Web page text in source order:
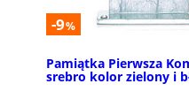
-9%
Pamiątka Pierwsza
srebro kolor zielony i